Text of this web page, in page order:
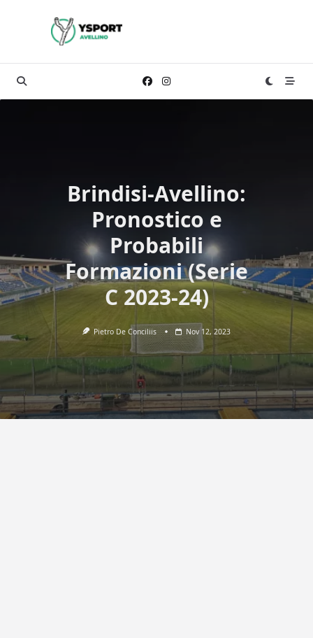
Brindisi-Avellino:
Pronostico e
Probabili
Formazioni (Serie
C 2023-24)
Pietro De Conciliis Nov 12, 2023